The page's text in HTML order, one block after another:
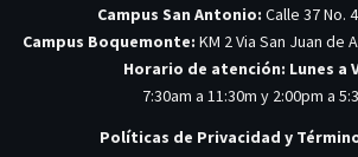
Campus San Antonio: Calle 37 No.
Campus Boquemonte: KM 2 Via San Juan de
Horario de atención: Lunes a
7:30am a 11:30m y 2:00pm a
Políticas de Privacidad y